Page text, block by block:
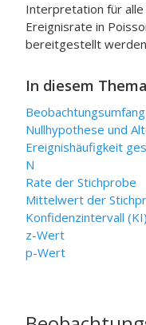
Interpretation für
Ereignisrate in
bereitgestellt
In diesem Thema
Beobachtungsumfang
Nullhypothese und
Ereignishäufigkeit
N
Rate der Stichprobe
Mittelwert der
Konfidenzintervall
z-Wert
p-Wert